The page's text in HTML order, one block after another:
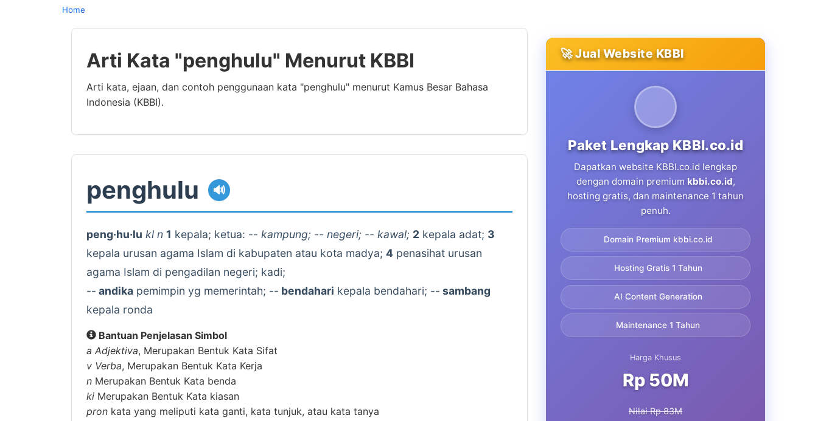
Home
Arti Kata "penghulu" Menurut KBBI
Arti kata, ejaan, dan contoh penggunaan kata "penghulu" menurut Kamus Besar Bahasa
Indonesia (KBBI).
penghulu 🔊
peng·hu·lu kl n 1 kepala; ketua: -- kampung; -- negeri; -- kawal; 2 kepala adat; 3
kepala urusan agama Islam di kabupaten atau kota madya; 4 penasihat urusan
agama Islam di pengadilan negeri; kadi;
-- andika pemimpin yg memerintah; -- bendahari kepala bendahari; -- sambang
kepala ronda
Bantuan Penjelasan Simbol
a Adjektiva, Merupakan Bentuk Kata Sifat
v Verba, Merupakan Bentuk Kata Kerja
n Merupakan Bentuk Kata benda
ki Merupakan Bentuk Kata kiasan
pron kata yang meliputi kata ganti, kata tunjuk, atau kata tanya
🚀 Jual Website KBBI
Paket Lengkap KBBI.co.id
Dapatkan website KBBI.co.id lengkap
dengan domain premium kbbi.co.id,
hosting gratis, dan maintenance 1 tahun
penuh.
Domain Premium kbbi.co.id
Hosting Gratis 1 Tahun
AI Content Generation
Maintenance 1 Tahun
Harga Khusus
Rp 50M
Nilai Rp 83M